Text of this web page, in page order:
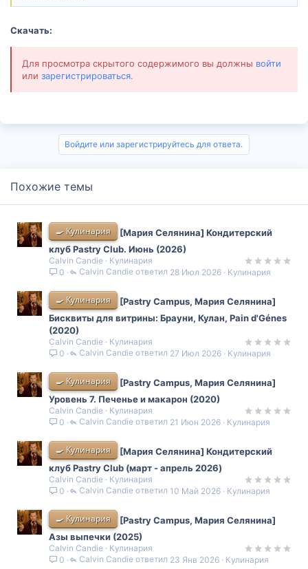
Скачать:
Для просмотра скрытого содержимого вы должны войти
или зарегистрироваться.
Войдите или зарегистрируйтесь для ответа.
Похожие темы
🍳 Кулинария
[Мария Селянина] Кондитерский
клуб Pastry Club. Июнь (2026)
Calvin Candie
Кулинария
0
Кулинария
28 Июл 2026
Calvin Candie
🍳 Кулинария
[Pastry Campus, Мария Селянина]
Бисквиты для витрины: Брауни, Кулан, Pain d'Génes
(2020)
Calvin Candie
Кулинария
0
Кулинария
27 Июл 2026
Calvin Candie
🍳 Кулинария
[Pastry Campus, Мария Селянина]
Уровень 7. Печенье и макарон (2020)
Calvin Candie
Кулинария
0
Кулинария
21 Июн 2026
Calvin Candie
🍳 Кулинария
[Мария Селянина] Кондитерский
клуб Pastry Club (март - апрель 2026)
Calvin Candie
Кулинария
0
Кулинария
10 Май 2026
Calvin Candie
🍳 Кулинария
[Pastry Campus, Мария Селянина]
Азы выпечки (2025)
Calvin Candie
Кулинария
0
Кулинария
23 Янв 2026
Calvin Candie